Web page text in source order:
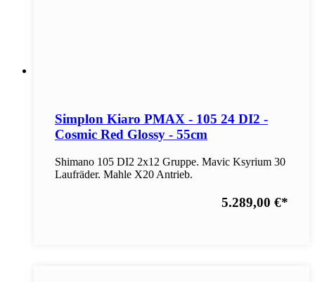
Simplon Kiaro PMAX - 105 24 DI2 -
Cosmic Red Glossy - 55cm
Shimano 105 DI2 2x12 Gruppe. Mavic Ksyrium 30
Laufräder. Mahle X20 Antrieb.
5.289,00 €*